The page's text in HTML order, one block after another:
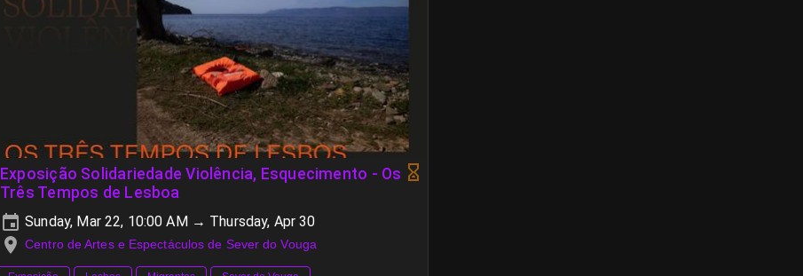
Exposição Solidariedade Violência, Esquecimento - Os
Três Tempos de Lesboa
Sunday, Mar 22, 10:00 AM → Thursday, Apr 30
Centro de Artes e Espectáculos de Sever do Vouga